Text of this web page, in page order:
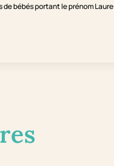
de bébés portant le prénom